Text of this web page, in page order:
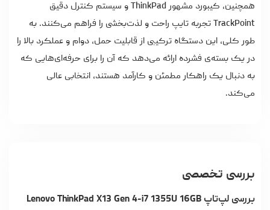
همچنین، کیبورد مشهور ThinkPad و سیستم کنترل دقیق
TrackPoint تجربه تایپ راحت و لذت‌بخشی را فراهم می‌کنند. به
طور کلی، این دستگاه ترکیبی از قابلیت حمل، دوام و عملکرد بالا را
در یک بسته‌ی فشرده ارائه می‌دهد که آن را برای حرفه‌ای‌هایی که
به دنبال یک راهکار مطمئن و کارآمد هستند، انتخابی عالی
می‌کند.
بررسی تخصصی
بررسی لپ‌تاپ Lenovo ThinkPad X13 Gen 4-i7 1355U 16GB